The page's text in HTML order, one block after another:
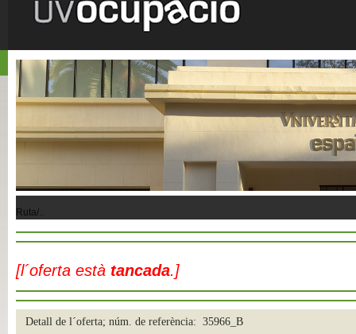
Ruta/..
[l´oferta està tancada.]
Detall de l´oferta; núm. de referència: 35966_B